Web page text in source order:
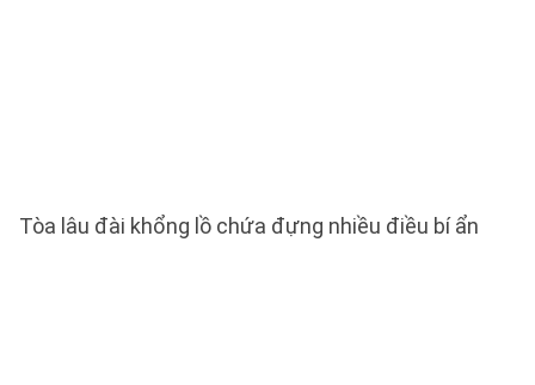
Tòa lâu đài khổng lồ chứa đựng nhiều điều bí ẩn